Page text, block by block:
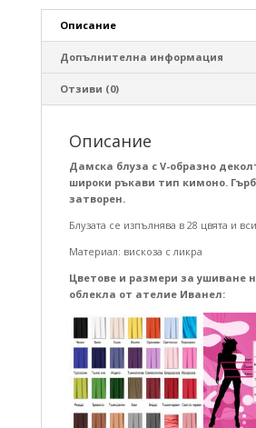
Описание
Допълнителна информация
Отзиви (0)
Описание
Дамска блуза с V-образно
широки ръкави тип кимоно.
затворен.
Блузата се изпълнява в 28 цвята и
Материал: вискоза с ликра
Цветове и размери за ушиване
облекла от ателие Иванел: